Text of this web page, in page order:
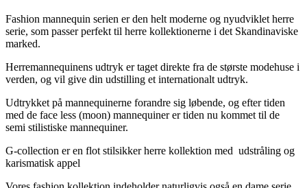
Fashion mannequin serien er den helt moderne og nyudviklet herre
serie, som passer perfekt til herre kollektionerne i det Skandinaviske
marked.
Herremannequinens udtryk er taget direkte fra de største modehuse i
verden, og vil give din udstilling et internationalt udtryk.
Udtrykket på mannequinerne forandre sig løbende, og efter tiden
med de face less (moon) mannequiner er tiden nu kommet til de
semi stilistiske mannequiner.
G-collection er en flot stilsikker herre kollektion med udstråling og
karismatisk appel